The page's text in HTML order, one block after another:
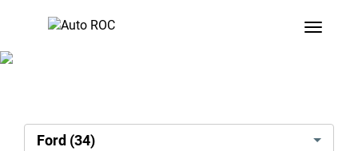
search[brand]
Ford (34)